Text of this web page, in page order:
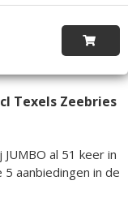
Texels Zeebries
al 51 keer in
aanbiedingen in de